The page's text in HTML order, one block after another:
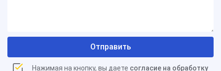
Отправить
Нажимая на кнопку, вы даете согласие на обработку